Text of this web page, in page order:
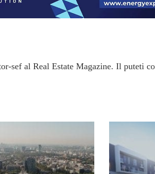
sef al Real Estate Magazine. Il puteti